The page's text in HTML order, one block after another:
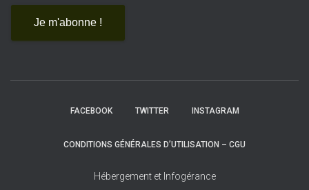
FACEBOOK TWITTER INSTAGRAM
CONDITIONS GÉNÉRALES D’UTILISATION – CGU
Hébergement et Infogérance